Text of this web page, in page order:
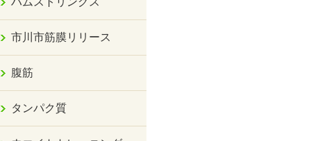
市川市筋膜リリース
腹筋
タンパク質